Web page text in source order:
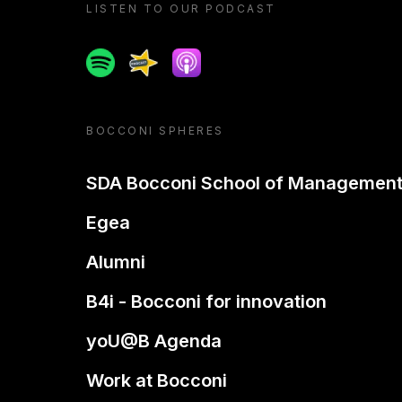
LISTEN TO OUR PODCAST
SpotifySpreakerApple podcast
BOCCONI SPHERES
SDA Bocconi School of Management
Egea
Alumni
B4i - Bocconi for innovation
yoU@B Agenda
Work at Bocconi